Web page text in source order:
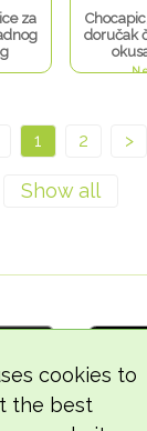
cookies to
the best
za
doručak
1 2 >